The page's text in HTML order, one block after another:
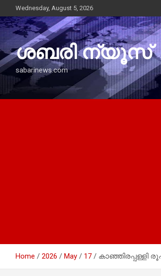
to
content
Wednesday, August 5, 2026
ശബരി ന്യൂസ്
sabarinews.com
Home 2026 May 17